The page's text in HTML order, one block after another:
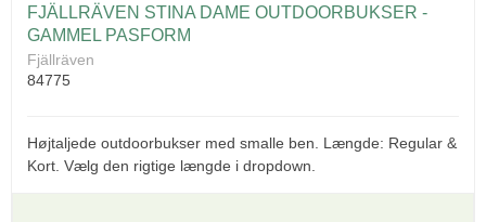
FJÄLLRÄVEN STINA DAME OUTDOORBUKSER -
GAMMEL PASFORM
Fjällräven
84775
Højtaljede outdoorbukser med smalle ben. Længde: Regular &
Kort. Vælg den rigtige længde i dropdown.